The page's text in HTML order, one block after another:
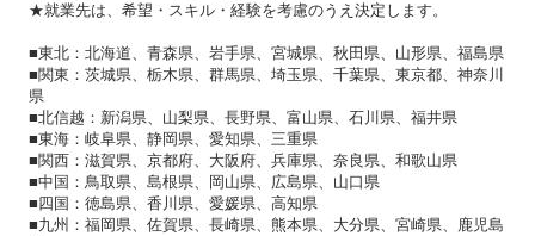
★就業先は、希望・スキル・経験を考慮のうえ決定します。
■東北：北海道、青森県、岩手県、宮城県、秋田県、山形県、福島県
■関東：茨城県、栃木県、群馬県、埼玉県、千葉県、東京都、神奈川
県
■北信越：新潟県、山梨県、長野県、富山県、石川県、福井県
■東海：岐阜県、静岡県、愛知県、三重県
■関西：滋賀県、京都府、大阪府、兵庫県、奈良県、和歌山県
■中国：鳥取県、島根県、岡山県、広島県、山口県
■四国：徳島県、香川県、愛媛県、高知県
■九州：福岡県、佐賀県、長崎県、熊本県、大分県、宮崎県、鹿児島